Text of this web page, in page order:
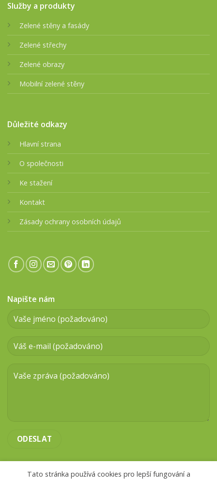
Služby a produkty
Zelené stěny a fasády
Zelené střechy
Zelené obrazy
Mobilní zelené stěny
Důležité odkazy
Hlavní strana
O společnosti
Ke stažení
Kontakt
Zásady ochrany osobních údajů
Napište nám
Tato stránka používá cookies pro lepší fungování a